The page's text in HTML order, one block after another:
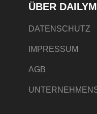
ÜBER
DATENSCHUTZ
IMPRESSUM
AGB